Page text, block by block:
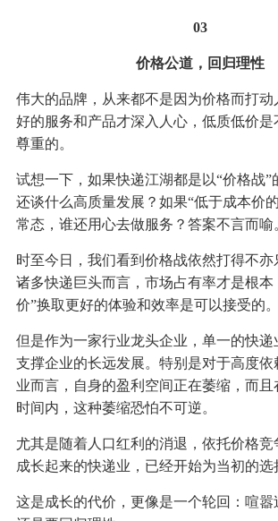
03
价格公道，回归理性
伟大的品牌，从来都不是因为价格而打动
好的服务和产品才深入人心，低质低价是
尊重的。
试想一下，如果快递江湖都是以“价格战”
还谈什么高质量发展？如果“低于成本价
常态，谁还用心去做服务？答案不言而喻
时至今日，我们看到价格战依然打得不
诸多快递巨头而言，市场占有率才是根本
价”换取更好的体验和效率是可以接受的。
但是作为一家行业龙头企业，单一的快
支撑企业的长远发展。特别是对于高度依
业而言，自身的盈利空间正在萎缩，而且
时间内，这种萎缩恐怕不可逆。
尤其是随着人口红利的消退，依托价格
成长起来的快递业，已经开始为当初的选
这是成长的代价，更像是一个轮回：喧嚣